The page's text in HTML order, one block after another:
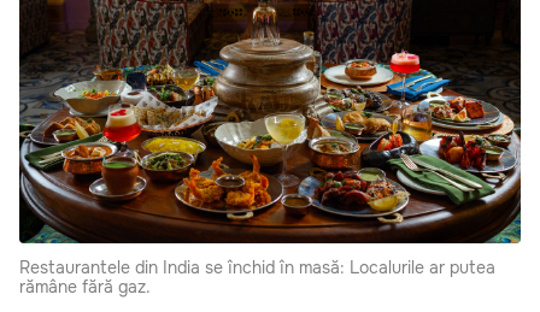
Restaurantele din India se închid în masă: Localurile ar putea
rămâne fără gaz.